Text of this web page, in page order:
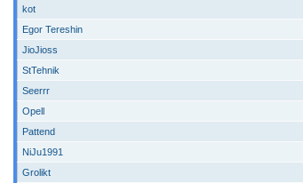
kot
Egor Tereshin
JioJioss
StTehnik
Seerrr
Opell
Pattend
NiJu1991
Grolikt